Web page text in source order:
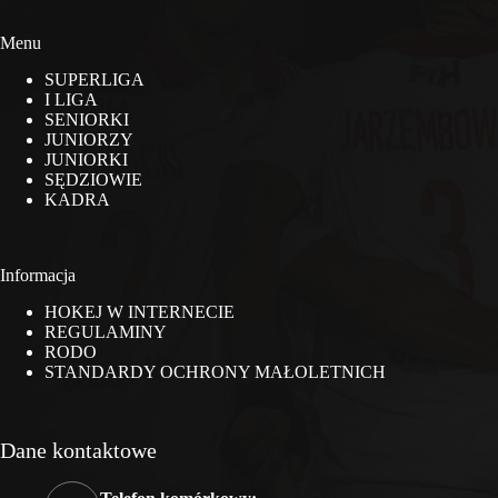
Menu
SUPERLIGA
I LIGA
SENIORKI
JUNIORZY
JUNIORKI
SĘDZIOWIE
KADRA
Informacja
HOKEJ W INTERNECIE
REGULAMINY
RODO
STANDARDY OCHRONY MAŁOLETNICH
Dane kontaktowe